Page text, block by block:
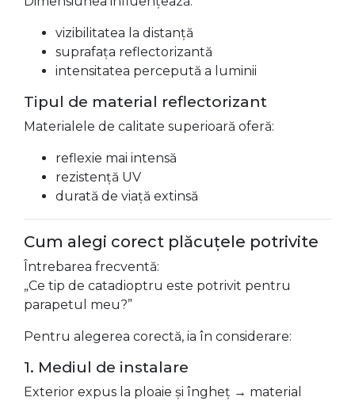
vizibilitatea la distanță
suprafața reflectorizantă
intensitatea percepută a luminii
Tipul de material reflectorizant
Materialele de calitate superioară oferă:
reflexie mai intensă
rezistență UV
durată de viață extinsă
Cum alegi corect plăcuțele potrivite
Întrebarea frecventă:
„Ce tip de catadioptru este potrivit pentru
parapetul meu?”
Pentru alegerea corectă, ia în considerare:
1. Mediul de instalare
Exterior expus la ploaie și îngheț → material